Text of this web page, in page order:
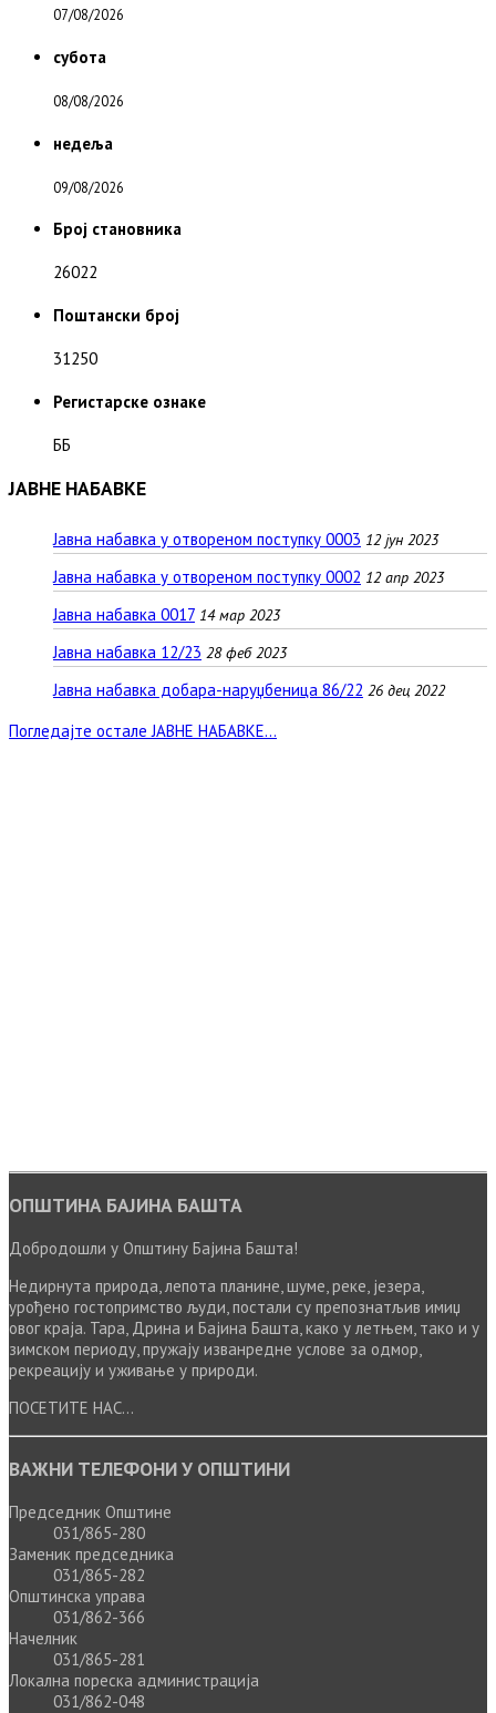
07/08/2026
субота
08/08/2026
недеља
09/08/2026
Број становника
26022
Поштански број
31250
Регистарске ознаке
ББ
ЈАВНЕ НАБАВКЕ
Јавна набавка у отвореном поступку 0003 12 јун 2023
Јавна набавка у отвореном поступку 0002 12 апр 2023
Јавна набавка 0017 14 мар 2023
Јавна набавка 12/23 28 феб 2023
Јавна набавка добара-наруџбеница 86/22 26 дец 2022
Погледајте остале ЈАВНЕ НАБАВКЕ...
ОПШТИНА БАЈИНА БАШТА
Добродошли у Општину Бајина Башта!
Недирнута природа, лепота планине, шуме, реке, језера,
урођено гостопримство људи, постали су препознатљив имиџ
овог краја. Тара, Дрина и Бајина Башта, како у летњем, тако и у
зимском периоду, пружају изванредне услове за одмор,
рекреацију и уживање у природи.
ПОСЕТИТЕ НАС...
ВАЖНИ ТЕЛЕФОНИ У ОПШТИНИ
Председник Општине
031/865-280
Заменик председника
031/865-282
Општинска управа
031/862-366
Начелник
031/865-281
Локална пореска администрација
031/862-048